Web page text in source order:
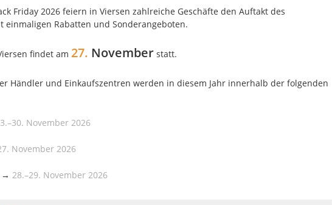
Friday 2026 feiern in Viersen zahlreiche Geschäfte den Auftakt des
einmaligen Rabatten und Sonderangeboten.
findet am 27. Novemberstatt.
Händler und Einkaufszentren werden in diesem Jahr innerhalb der folgenden
–30. November 2026
November 2026
→ 28.–29. November 2026